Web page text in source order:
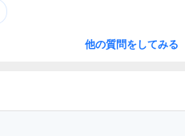
他の質問をしてみる